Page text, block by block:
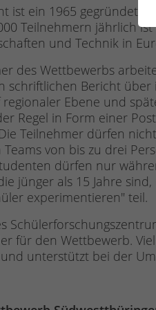
ist ein 1965
Teilnehmern jährlich
und Technik in
des Wettbewerbs
schriftlichen Bericht
regionaler Ebene und
Regel in Form einer
Teilnehmer dürfen
von bis zu drei
dürfen nur
jünger als 15 Jahre
experimentieren" teil.
für den Wettbewerb.
unterstützt bei der